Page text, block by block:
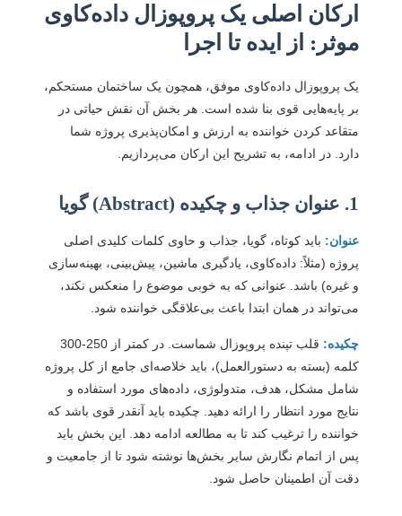
ارکان اصلی یک پروپوزال داده‌کاوی
موثر: از ایده تا اجرا
یک پروپوزال داده‌کاوی موفق، همچون یک ساختمان مستحکم،
بر پایه‌هایی قوی بنا شده است. هر بخش آن نقش حیاتی در
متقاعد کردن خواننده به ارزش و امکان‌پذیری پروژه شما
دارد. در ادامه، به تشریح این ارکان می‌پردازیم.
عنوان:باید کوتاه، گویا، جذاب و حاوی کلمات کلیدی اصلی
پروژه (مثلاً: داده‌کاوی، یادگیری ماشین، پیش‌بینی، بهینه‌سازی
و غیره) باشد. عنوانی که به خوبی موضوع را منعکس نکند،
می‌تواند در همان ابتدا باعث بی‌علاقگی خواننده شود.
چکیده:
قلب تپنده پروپوزال شماست. در کمتر از 250-300
کلمه (بسته به دستورالعمل)، باید خلاصه‌ای جامع از کل پروژه
شامل مشکل، هدف، متدولوژی، داده‌های مورد استفاده و
نتایج مورد انتظار را ارائه دهید. چکیده باید آنقدر قوی باشد که
خواننده را ترغیب کند تا به مطالعه ادامه دهد. این بخش باید
پس از اتمام نگارش سایر بخش‌ها نوشته شود تا از جامعیت و
دقت آن اطمینان حاصل شود.